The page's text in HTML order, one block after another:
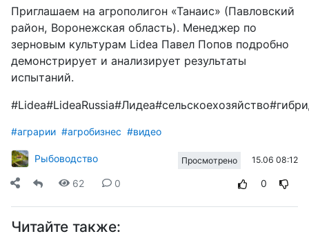
Приглашаем на агрополигон «Танаис» (Павловский
район, Воронежская область). Менеджер по
зерновым культурам Lidea Павел Попов подробно
демонстрирует и анализирует результаты
испытаний.
#аграрии #агробизнес #видео
Рыбоводство Просмотрено 15.06 08:12
62 0 0
Читайте также: